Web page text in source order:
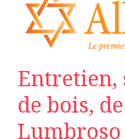
Entretien,
de bois,